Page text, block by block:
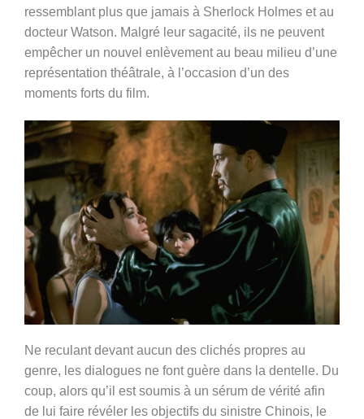
ressemblant plus que jamais à Sherlock Holmes et au
docteur Watson. Malgré leur sagacité, ils ne peuvent
empêcher un nouvel enlèvement au beau milieu d’une
représentation théâtrale, à l’occasion d’un des
moments forts du film.
Ne reculant devant aucun des clichés propres au
genre, les dialogues ne font guère dans la dentelle. Du
coup, alors qu’il est soumis à un sérum de vérité afin
de lui faire révéler les objectifs du sinistre Chinois, le